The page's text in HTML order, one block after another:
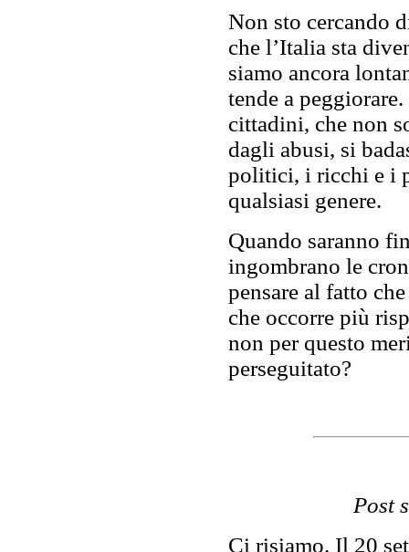
Non sto cercando
che l’Italia sta
siamo ancora
tende a
cittadini, che non
dagli abusi, si
politici, i ricchi e i
qualsiasi genere.
Quando saranno
ingombrano le
pensare al fatto
che occorre più
non per questo
perseguitato?
Post
Ci risiamo. Il 20